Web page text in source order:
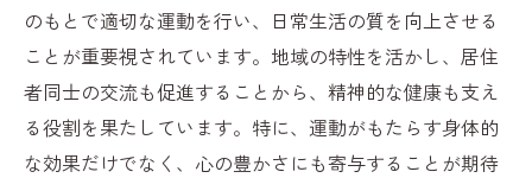
のもとで適切な運動を行い、日常生活の質を向上させる
ことが重要視されています。地域の特性を活かし、居住
者同士の交流も促進することから、精神的な健康も支え
る役割を果たしています。特に、運動がもたらす身体的
な効果だけでなく、心の豊かさにも寄与することが期待